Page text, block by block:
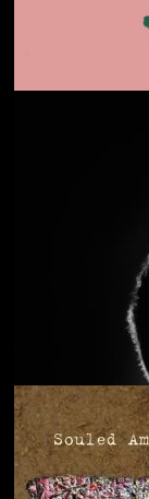
You’re Free to Go